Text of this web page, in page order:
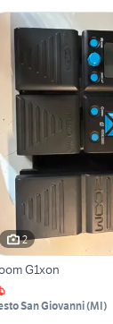
2
G1xon
San Giovanni(MI)